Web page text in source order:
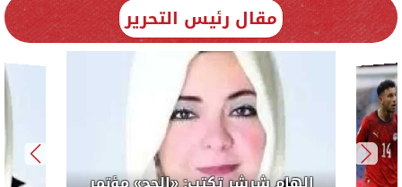
مقال رئيس التحرير